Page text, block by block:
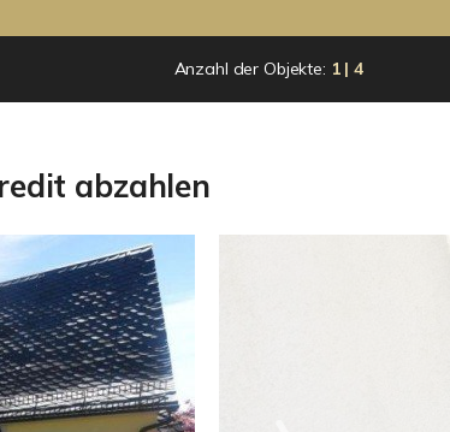
Anzahl der Objekte: 1 | 4
abzahlen